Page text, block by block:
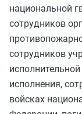
национальной
сотрудников
сотрудников
исполнения,
войсках